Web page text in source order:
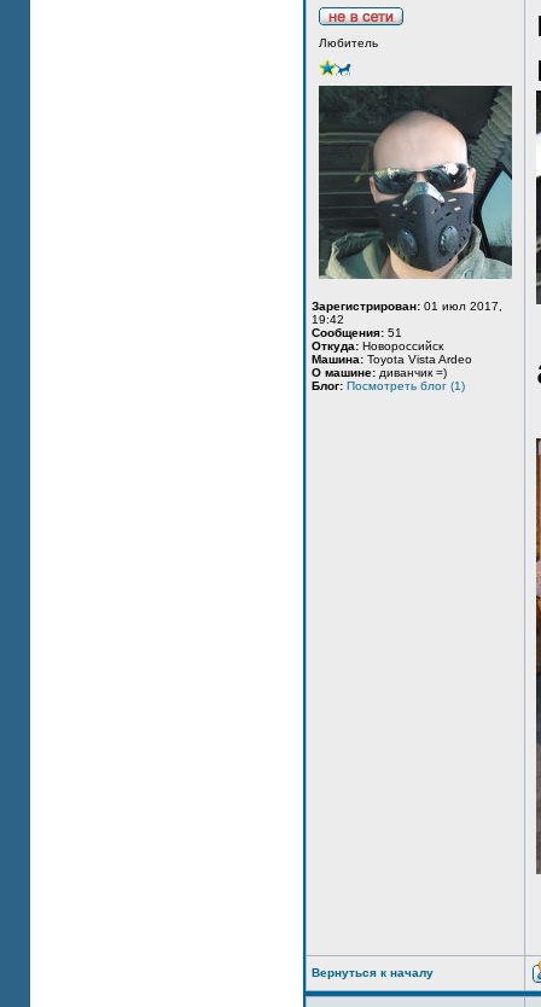
Любитель
Зарегистрирован: 01 июл 2017,
19:42
Сообщения: 51
Откуда: Новороссийск
Машина: Toyota Vista Ardeo
О машине: диванчик =)
Блог: Посмотреть блог (1)
Вернуться к началу